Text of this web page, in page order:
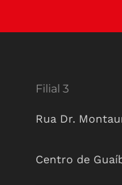
Filial 3
Rua Dr.
Centro de